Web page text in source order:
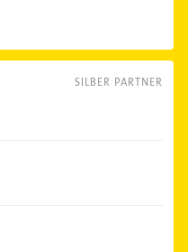
SILBER PARTNER